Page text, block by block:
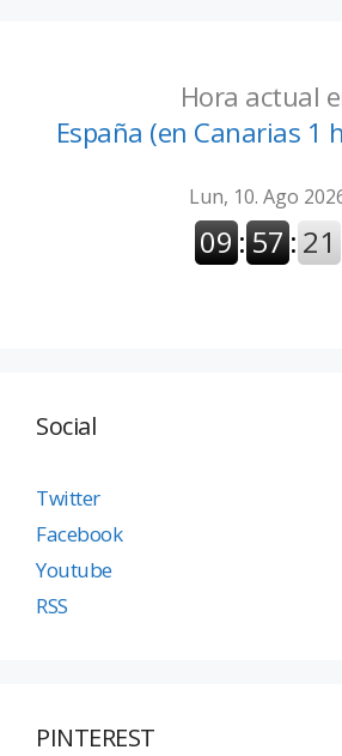
Hora actual
España (en Canarias 1
Social
Twitter
Facebook
Youtube
RSS
PINTEREST